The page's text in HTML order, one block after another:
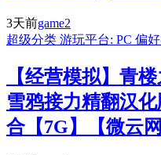
3天前game2
超级分类 游玩平台: PC 偏
【经营模拟】青
雪鸦接力精翻汉
合【7G】【微云网